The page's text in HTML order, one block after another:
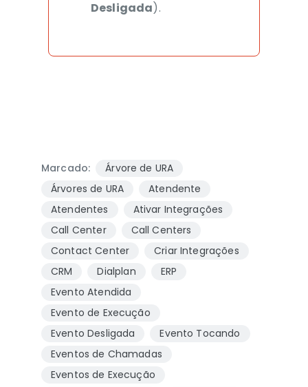
Desligada).
Marcado:
Árvore de URA
Árvores de URA
Atendente
Atendentes
Ativar Integrações
Call Center
Call Centers
Contact Center
Criar Integrações
CRM
Dialplan
ERP
Evento Atendida
Evento de Execução
Evento Desligada
Evento Tocando
Eventos de Chamadas
Eventos de Execução